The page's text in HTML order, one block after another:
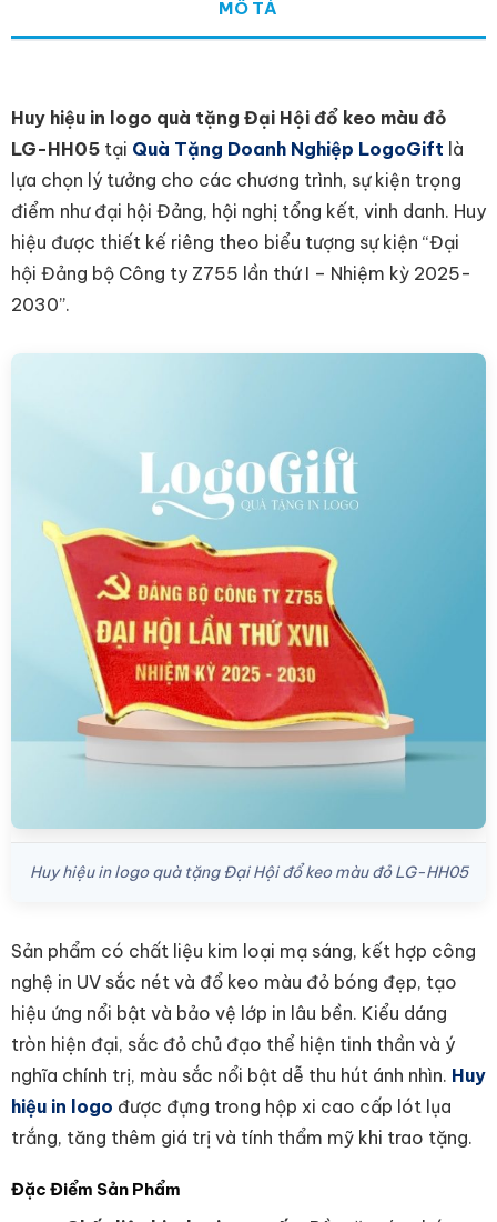
MÔ TẢ
Huy hiệu in logo quà tặng Đại Hội đổ keo màu đỏ
LG-HH05 tại Quà Tặng Doanh Nghiệp LogoGift là
lựa chọn lý tưởng cho các chương trình, sự kiện trọng
điểm như đại hội Đảng, hội nghị tổng kết, vinh danh. Huy
hiệu được thiết kế riêng theo biểu tượng sự kiện “Đại
hội Đảng bộ Công ty Z755 lần thứ I – Nhiệm kỳ 2025-
2030”.
Huy hiệu in logo quà tặng Đại Hội đổ keo màu đỏ LG-HH05
Sản phẩm có chất liệu kim loại mạ sáng, kết hợp công
nghệ in UV sắc nét và đổ keo màu đỏ bóng đẹp, tạo
hiệu ứng nổi bật và bảo vệ lớp in lâu bền. Kiểu dáng
tròn hiện đại, sắc đỏ chủ đạo thể hiện tinh thần và ý
nghĩa chính trị, màu sắc nổi bật dễ thu hút ánh nhìn. Huy
hiệu in logo được đựng trong hộp xi cao cấp lót lụa
trắng, tăng thêm giá trị và tính thẩm mỹ khi trao tặng.
Đặc Điểm Sản Phẩm